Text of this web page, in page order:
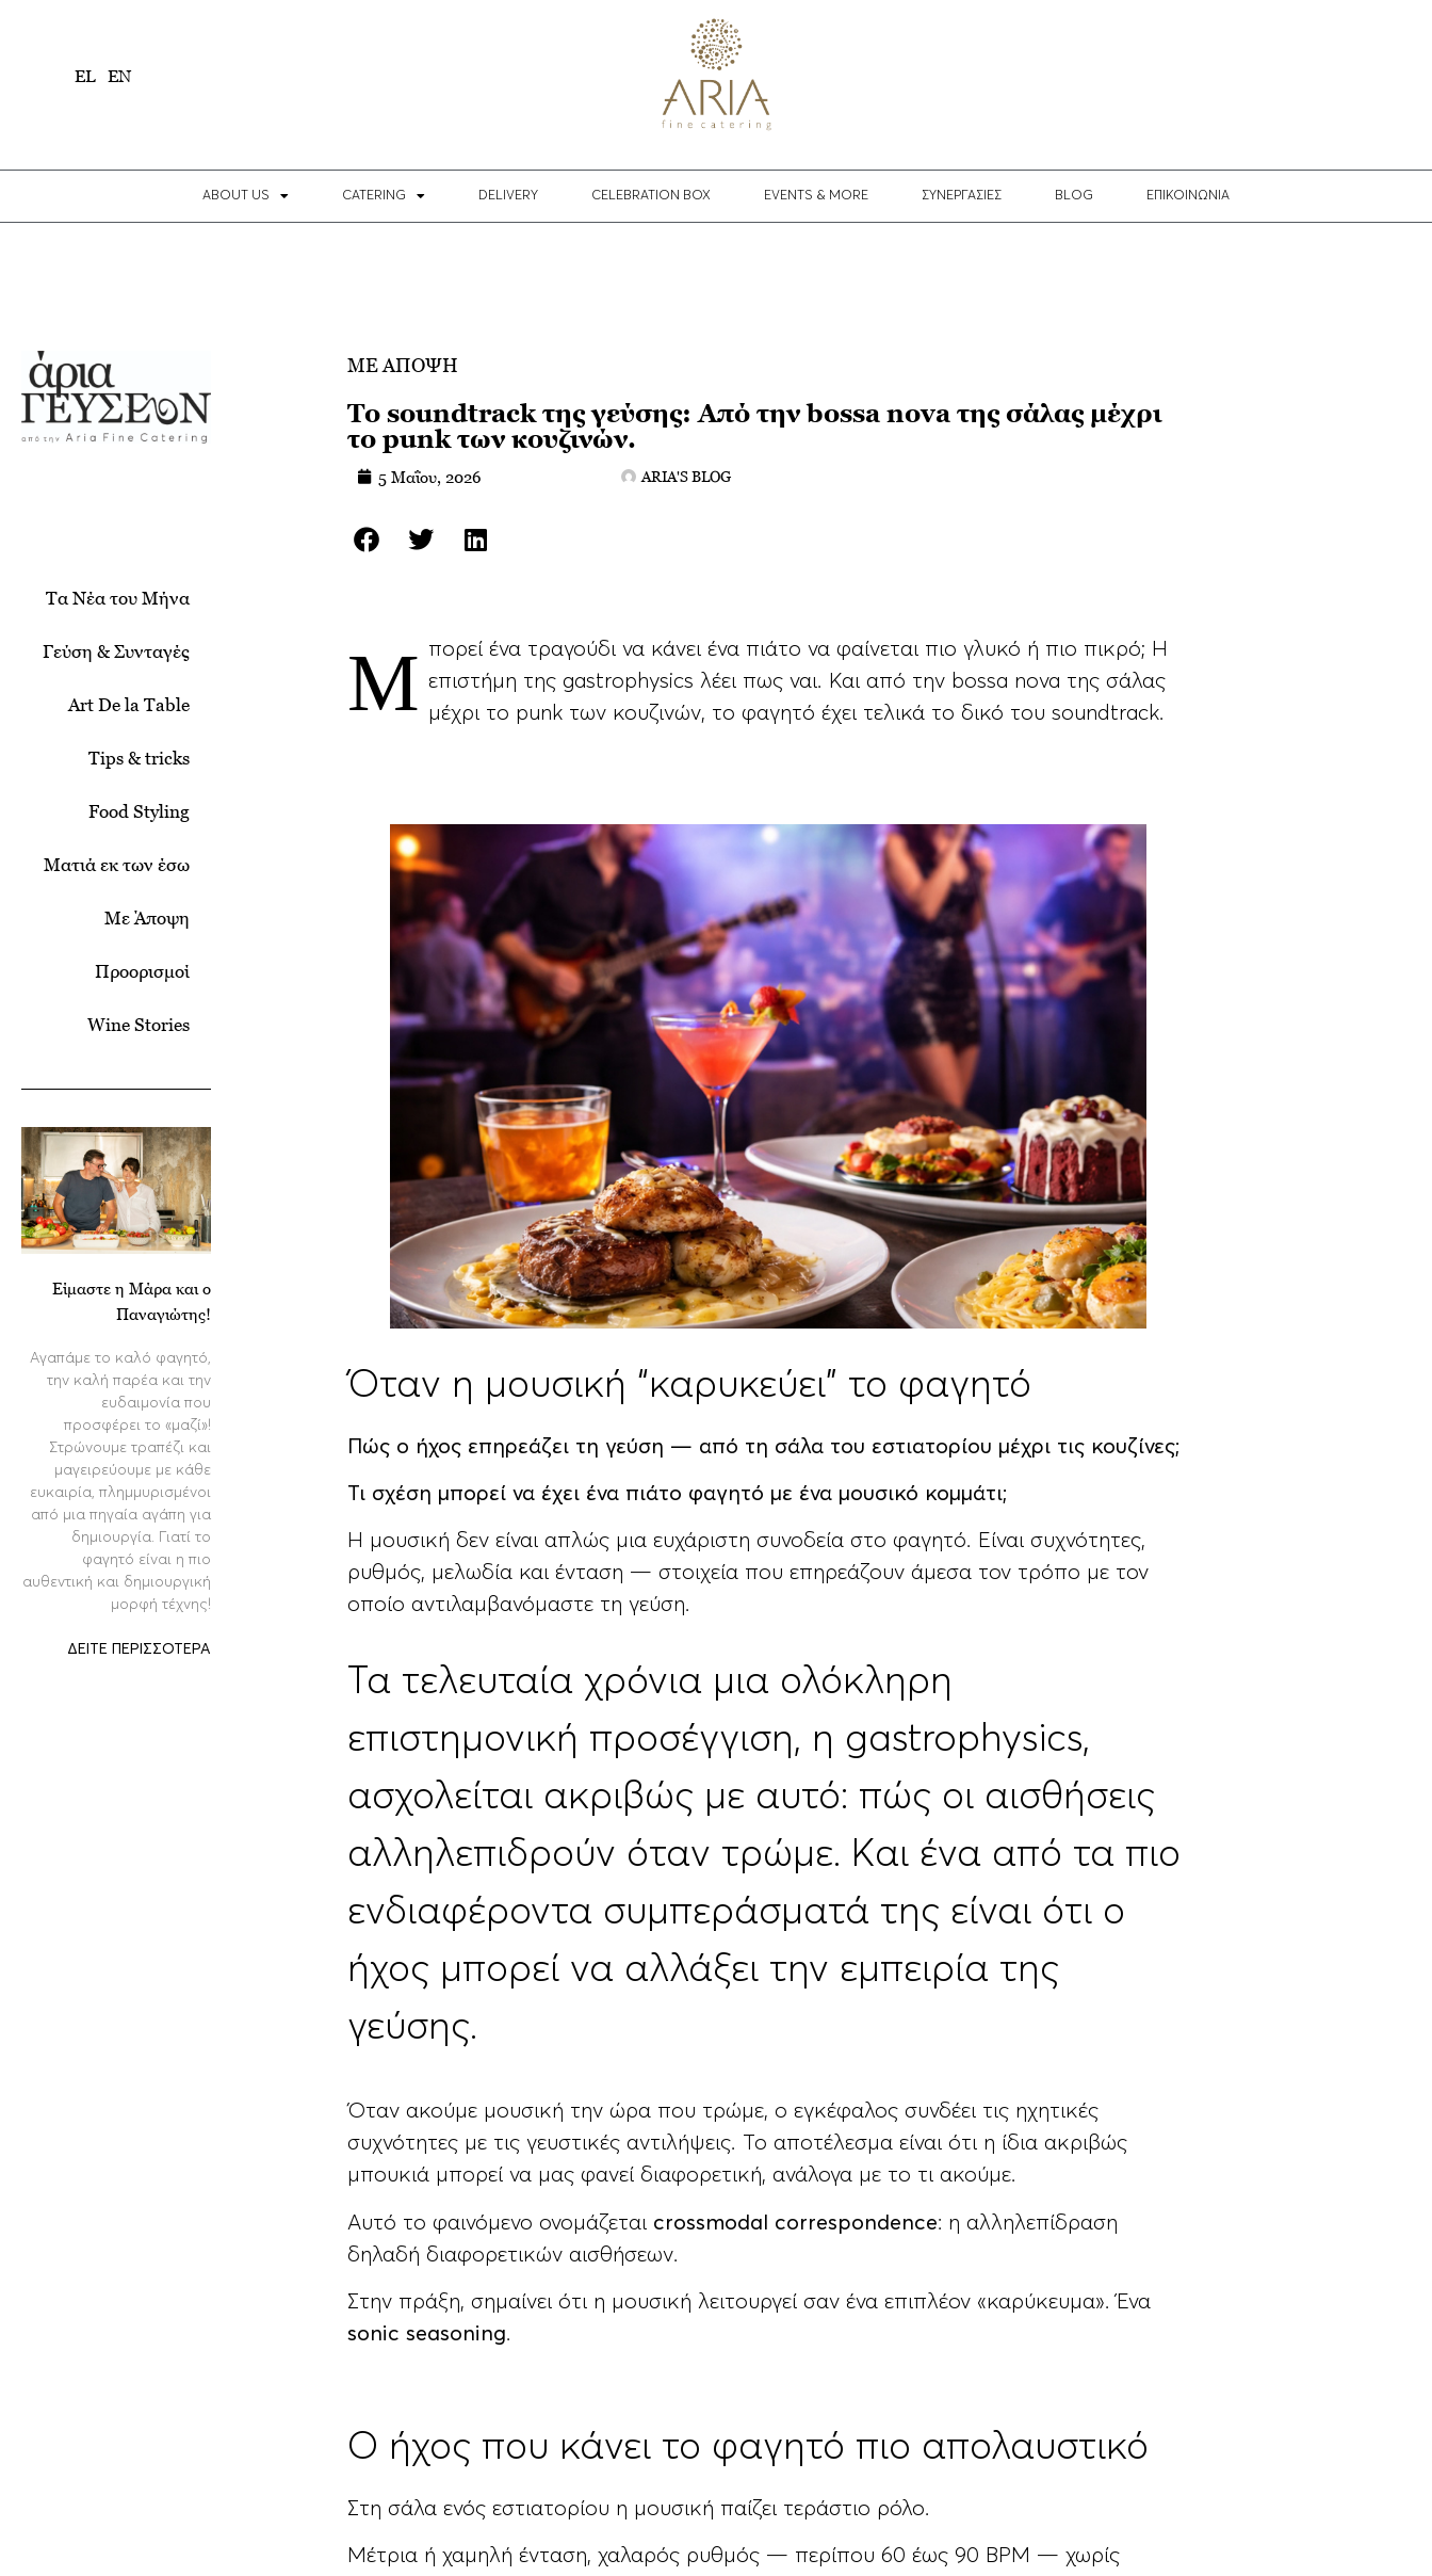
EL EN
ABOUT US CATERING DELIVERY CELEBRATION BOX EVENTS & MORE ΣΥΝΕΡΓΑΣΙΕΣ BLOG EΠΙΚΟΙΝΩΝΙΑ
Τα Νέα του Μήνα
Γεύση & Συνταγές
Art De la Table
Tips & tricks
Food Styling
Ματιά εκ των έσω
Με Άποψη
Προορισμοί
Wine Stories
Είμαστε η Μάρα και ο
Παναγιώτης!
Αγαπάμε το καλό φαγητό,
την καλή παρέα και την
ευδαιμονία που
προσφέρει το «μαζί»!
Στρώνουμε τραπέζι και
μαγειρεύουμε με κάθε
ευκαιρία, πλημμυρισμένοι
από μια πηγαία αγάπη για
δημιουργία. Γιατί το
φαγητό είναι η πιο
αυθεντική και δημιουργική
μορφή τέχνης!
ΔΕΙΤΕ ΠΕΡΙΣΣΟΤΕΡΑ
ΜΕ ΑΠΟΨΗ
Το soundtrack της γεύσης: Aπό την bossa nova της σάλας μέχρι
το punk των κουζινών.
5 Μαΐου, 2026 ARIA'S BLOG
Μπορεί ένα τραγούδι να κάνει ένα πιάτο να φαίνεται πιο γλυκό ή πιο πικρό; Η επιστήμη της gastrophysics λέει πως ναι. Και από την bossa nova της σάλας
μέχρι το punk των κουζινών, το φαγητό έχει τελικά το δικό του soundtrack.
Όταν η μουσική “καρυκεύει” το φαγητό
Πώς ο ήχος επηρεάζει τη γεύση — από τη σάλα του εστιατορίου μέχρι τις κουζίνες;
Τι σχέση μπορεί να έχει ένα πιάτο φαγητό με ένα μουσικό κομμάτι;
Η μουσική δεν είναι απλώς μια ευχάριστη συνοδεία στο φαγητό. Είναι συχνότητες,
ρυθμός, μελωδία και ένταση — στοιχεία που επηρεάζουν άμεσα τον τρόπο με τον
οποίο αντιλαμβανόμαστε τη γεύση.
Τα τελευταία χρόνια μια ολόκληρη
επιστημονική προσέγγιση, η gastrophysics,
ασχολείται ακριβώς με αυτό: πώς οι αισθήσεις
αλληλεπιδρούν όταν τρώμε. Και ένα από τα πιο
ενδιαφέροντα συμπεράσματά της είναι ότι ο
ήχος μπορεί να αλλάξει την εμπειρία της
γεύσης.
Όταν ακούμε μουσική την ώρα που τρώμε, ο εγκέφαλος συνδέει τις ηχητικές
συχνότητες με τις γευστικές αντιλήψεις. Το αποτέλεσμα είναι ότι η ίδια ακριβώς
μπουκιά μπορεί να μας φανεί διαφορετική, ανάλογα με το τι ακούμε.
Αυτό το φαινόμενο ονομάζεται crossmodal correspondence: η αλληλεπίδραση
δηλαδή διαφορετικών αισθήσεων.
Στην πράξη, σημαίνει ότι η μουσική λειτουργεί σαν ένα επιπλέον «καρύκευμα». Ένα
sonic seasoning.
Ο ήχος που κάνει το φαγητό πιο απολαυστικό
Στη σάλα ενός εστιατορίου η μουσική παίζει τεράστιο ρόλο.
Μέτρια ή χαμηλή ένταση, χαλαρός ρυθμός — περίπου 60 έως 90 BPM — χωρίς